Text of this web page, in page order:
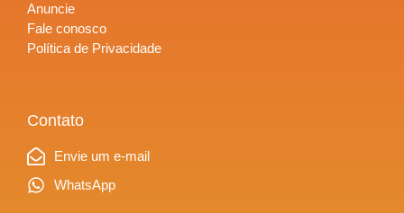
Anuncie
Fale conosco
Política de Privacidade
Contato
Envie um e-mail
WhatsApp